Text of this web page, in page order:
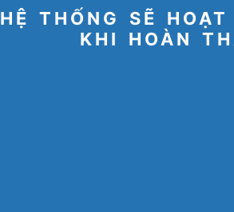
HỆ THỐNG SẼ
KHI HOÀN